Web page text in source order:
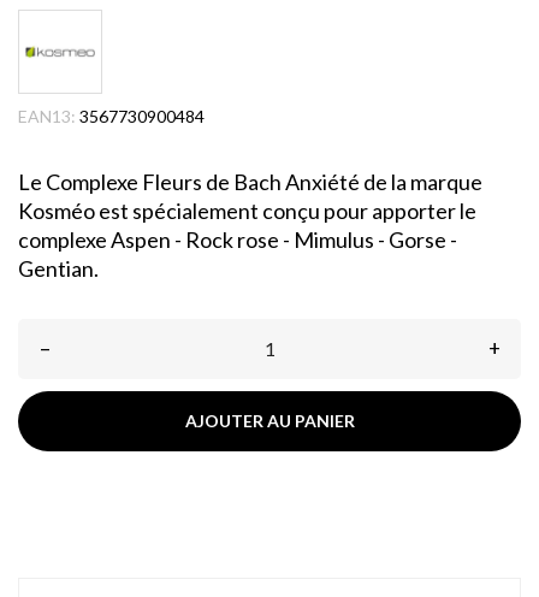
EAN13: 3567730900484
Le Complexe Fleurs de Bach Anxiété de la marque
Kosméo est spécialement conçu pour apporter le
complexe Aspen - Rock rose - Mimulus - Gorse -
Gentian.
– +
AJOUTER AU PANIER